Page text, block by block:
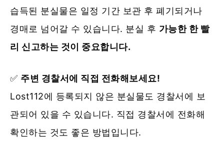
습득된 분실물은 일정 기간 보관 후 폐기되거나
경매로 넘어갈 수 있습니다. 분실 후 가능한 한 빨
리 신고하는 것이 중요합니다.
✅ 주변 경찰서에 직접 전화해보세요!
Lost112에 등록되지 않은 분실물도 경찰서에 보
관되어 있을 수 있습니다. 직접 경찰서에 전화해
확인하는 것도 좋은 방법입니다.